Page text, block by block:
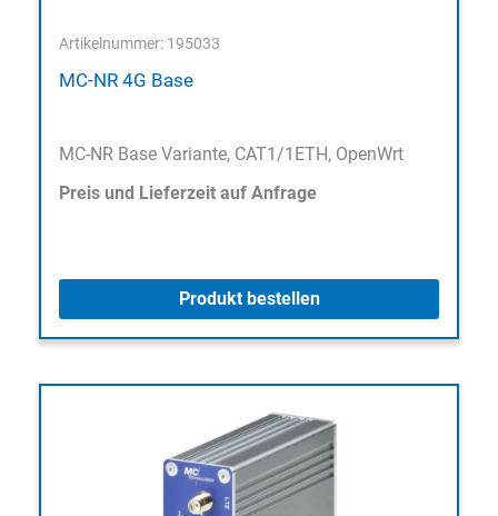
Artikelnummer: 195033
MC-NR 4G Base
MC-NR Base Variante, CAT1/1ETH, OpenWrt
Preis und Lieferzeit auf Anfrage
Produkt bestellen